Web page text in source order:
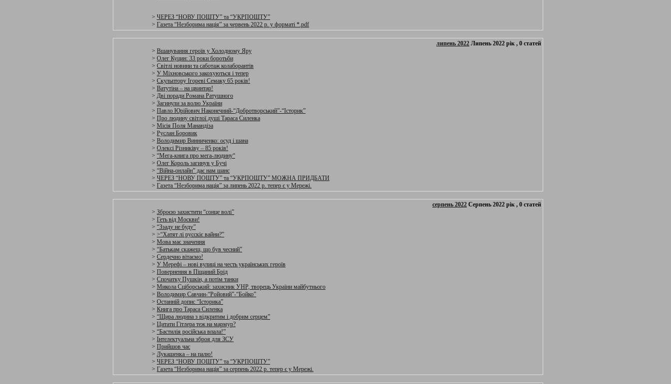
> ЧЕРЕЗ “НОВУ ПОШТУ” та “УКРПОШТУ”
> Газета “Незборима нація” за червень 2022 р. у форматі *.pdf
липень 2022 Липень 2022 рік , 0 статей
> Вшанування героїв у Холодному Яру
> Олег Куцин: 33 роки боротьби
> Світлі новини та саботаж колаборантів
> У Міхновського закохуються і тепер
> Скульптору Ігореві Семаку 65 років!
> Ватутіна – на цвинтар!
> Дві поради Романа Ратушного
> Загинули за волю України
> Павло Юрійович Наконечний-“Добротворський”-“Історик”
> Про людину світлої душі Тараса Силенка
> Місія Поля Манандіза
> Руслан Боровик
> Володимир Винниченко: осуд і шана
> Олексі Різниківу – 85 років!
> “Мега-книга про мега-людину“
> Олег Король загинув у Бучі
> “Війна-онлайн” дає нам шанс
> ЧЕРЕЗ “НОВУ ПОШТУ” та “УКРПОШТУ” МОЖНА ПРИДБАТИ
> Газета “Незборима нація” за липень 2022 р. тепер є у Мережі.
серпень 2022 Серпень 2022 рік , 0 статей
> Зброєю захистити “сонце волі”
> Геть від Москви!
> “Ззаду не буду”
> >“Хатят лі русскіє вайни?”
> Мова має значення
> “Батькам скажеш, що був чесний”
> Сердечно вітаємо!
> У Мерефі – нові вулиці на честь українських героїв
> Повернення в Піщаний Брід
> Спочатку Пушкін, а потім танки
> Микола Сціборський: захисник УНР, творець України майбутнього
> Володимир Савчин-“Ройовий”-“Бойко”
> Останній допис “Історика”
> Книга про Тараса Силенка
> “Щира людина з відкритим і добрим серцем”
> Цитати Гітлера теж на мармур?
> “Бастилія російська впала!”
> Інтелектуальна зброя для ЗСУ
> Прийшов час
> Лукашенка – на палю!
> ЧЕРЕЗ “НОВУ ПОШТУ” та “УКРПОШТУ”
> Газета “Незборима нація” за серпень 2022 р. тепер є у Мережі.